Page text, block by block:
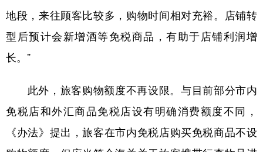
地段，来往顾客比较多，购物时间相对充裕。店铺转
型后预计会新增酒等免税商品，有助于店铺利润增
长。”
此外，旅客购物额度不再设限。与目前部分市内
免税店和外汇商品免税店设有明确消费额度不同，
《办法》提出，旅客在市内免税店购买免税商品不设